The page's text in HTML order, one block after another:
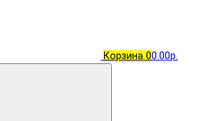
Корзина 00.00р.